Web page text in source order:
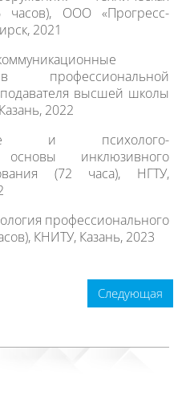
часов), ООО «Прогресс-
2021
профессиональной
высшей школы
2022
и психолого-
основы инклюзивного
(72 часа), НГТУ,
профессионального
КНИТУ, Казань, 2023
Следующая